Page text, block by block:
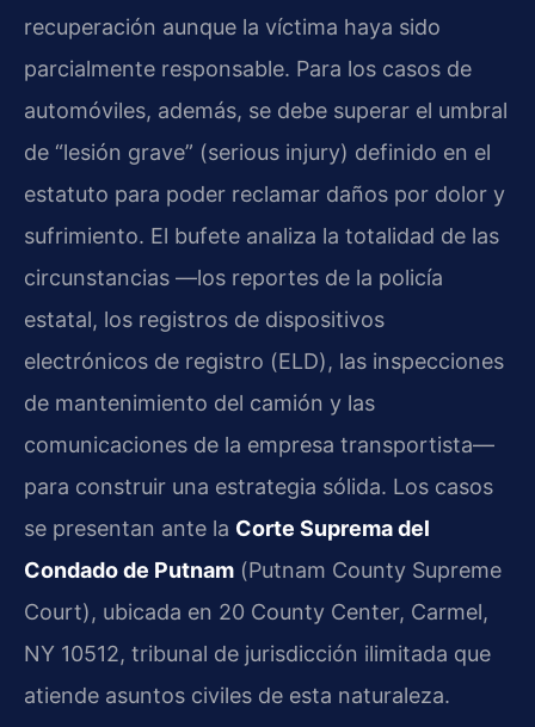
recuperación aunque la víctima haya sido
parcialmente responsable. Para los casos de
automóviles, además, se debe superar el umbral
de “lesión grave” (serious injury) definido en el
estatuto para poder reclamar daños por dolor y
sufrimiento. El bufete analiza la totalidad de las
circunstancias —los reportes de la policía
estatal, los registros de dispositivos
electrónicos de registro (ELD), las inspecciones
de mantenimiento del camión y las
comunicaciones de la empresa transportista—
para construir una estrategia sólida. Los casos
se presentan ante la Corte Suprema del
Condado de Putnam (Putnam County Supreme
Court), ubicada en 20 County Center, Carmel,
NY 10512, tribunal de jurisdicción ilimitada que
atiende asuntos civiles de esta naturaleza.